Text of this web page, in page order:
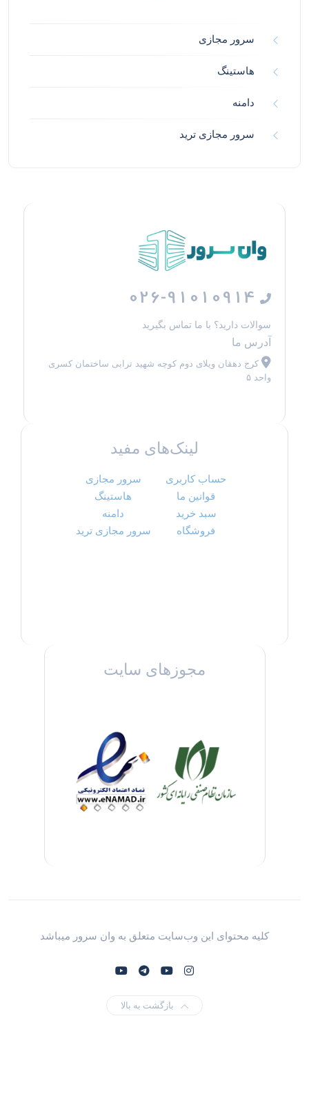
سرور مجازی
هاستینگ
دامنه
سرور مجازی ترید
026-91010914
سوالات دارید؟ با ما تماس بگیرید
آدرس ما
کرج دهقان ویلای دوم کوچه شهید ترابی ساختمان کسری
واحد ۵
لینک‌های مفید
حساب کاربری
قوانین ما
سبد خرید
فروشگاه
سرور مجازی
هاستینگ
دامنه
سرور مجازی ترید
مجوزهای سایت
کلیه محتوای این وب‌سایت متعلق به وان سرور میباشد
بازگشت به بالا